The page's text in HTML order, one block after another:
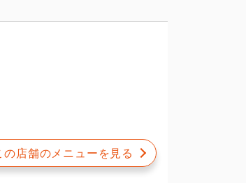
の店舗のメニューを見る